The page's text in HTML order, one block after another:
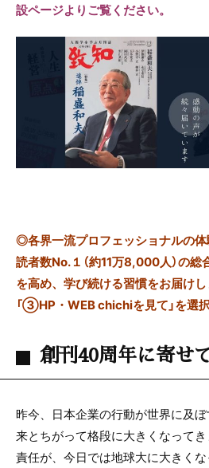
設ページよりご覧ください。
◎各界一流プロフェッショナルの
読者数No.１（約11万8,000人）の総
を高め、学び続ける習慣をお届け
「③HP・WEB chichiを見て」を選
創刊40周年に寄せ
昨今、日本企業の行動が世界に及
来とちがって格段に大きくなって
責任が、今日では地球大に大きく